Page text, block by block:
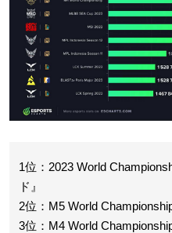
1位：2023 World
ド』
2位：M5 World
3位：M4 World